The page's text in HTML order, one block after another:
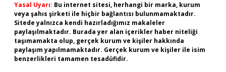
Yasal Uyarı: Bu internet sitesi, herhangi bir marka, kurum
veya şahıs şirketi ile hiçbir bağlantısı bulunmamaktadır.
Sitede yalnızca kendi hazırladığımız makaleler
paylaşılmaktadır. Burada yer alan içerikler haber niteliği
taşımamakta olup, gerçek kurum ve kişiler hakkında
paylaşım yapılmamaktadır. Gerçek kurum ve kişiler ile isim
benzerlikleri tamamen tesadüfidir.